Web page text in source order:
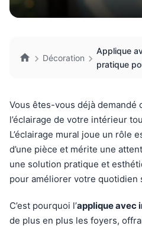
Décoration
Applique
pratique
Vous êtes-vous déjà demandé
l’éclairage de votre intérieur
L’éclairage mural joue un rôle
d’une pièce et mérite une
une solution pratique et
pour améliorer votre quotidien
C’est pourquoi l’applique avec
de plus en plus les foyers,